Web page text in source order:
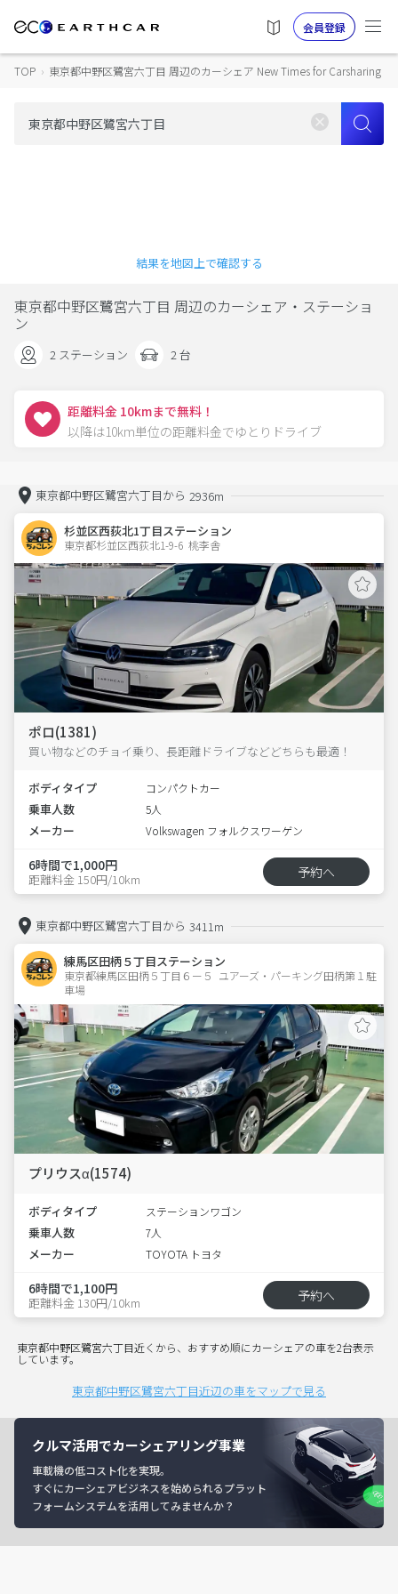
会員登録
TOP › 東京都中野区鷺宮六丁目 周辺のカーシェア New Times for Carsharing
結果を地図上で確認する
東京都中野区鷺宮六丁目 周辺のカーシェア・ステーショ
ン
2 ステーション 2 台
距離料金 10kmまで無料！
以降は10km単位の距離料金でゆとりドライブ
東京都中野区鷺宮六丁目から 2936m
杉並区西荻北1丁目ステーション
東京都杉並区西荻北1-9-6  桃李舎
ポロ(1381)
買い物などのチョイ乗り、長距離ドライブなどどちらも最適！
ボディタイプ コンパクトカー
乗車人数 5人
メーカー Volkswagen フォルクスワーゲン
6時間で1,000円
距離料金 150円/10km 予約へ
東京都中野区鷺宮六丁目から 3411m
練馬区田柄５丁目ステーション
東京都練馬区田柄５丁目６ー５  ユアーズ・パーキング田柄第１駐
車場
プリウスα(1574)
ボディタイプ ステーションワゴン
乗車人数 7人
メーカー TOYOTA トヨタ
6時間で1,100円
距離料金 130円/10km 予約へ
東京都中野区鷺宮六丁目近くから、おすすめ順にカーシェアの車を2台表示
しています。
東京都中野区鷺宮六丁目近辺の車をマップで見る
クルマ活用でカーシェアリング事業
車載機の低コスト化を実現。
すぐにカーシェアビジネスを始められるプラット
フォームシステムを活用してみませんか？